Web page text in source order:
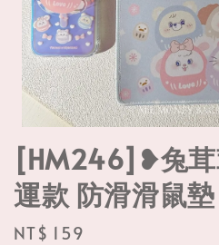
[HM246]❥兔茸
運款 防滑滑鼠墊
Regular
NT$ 159